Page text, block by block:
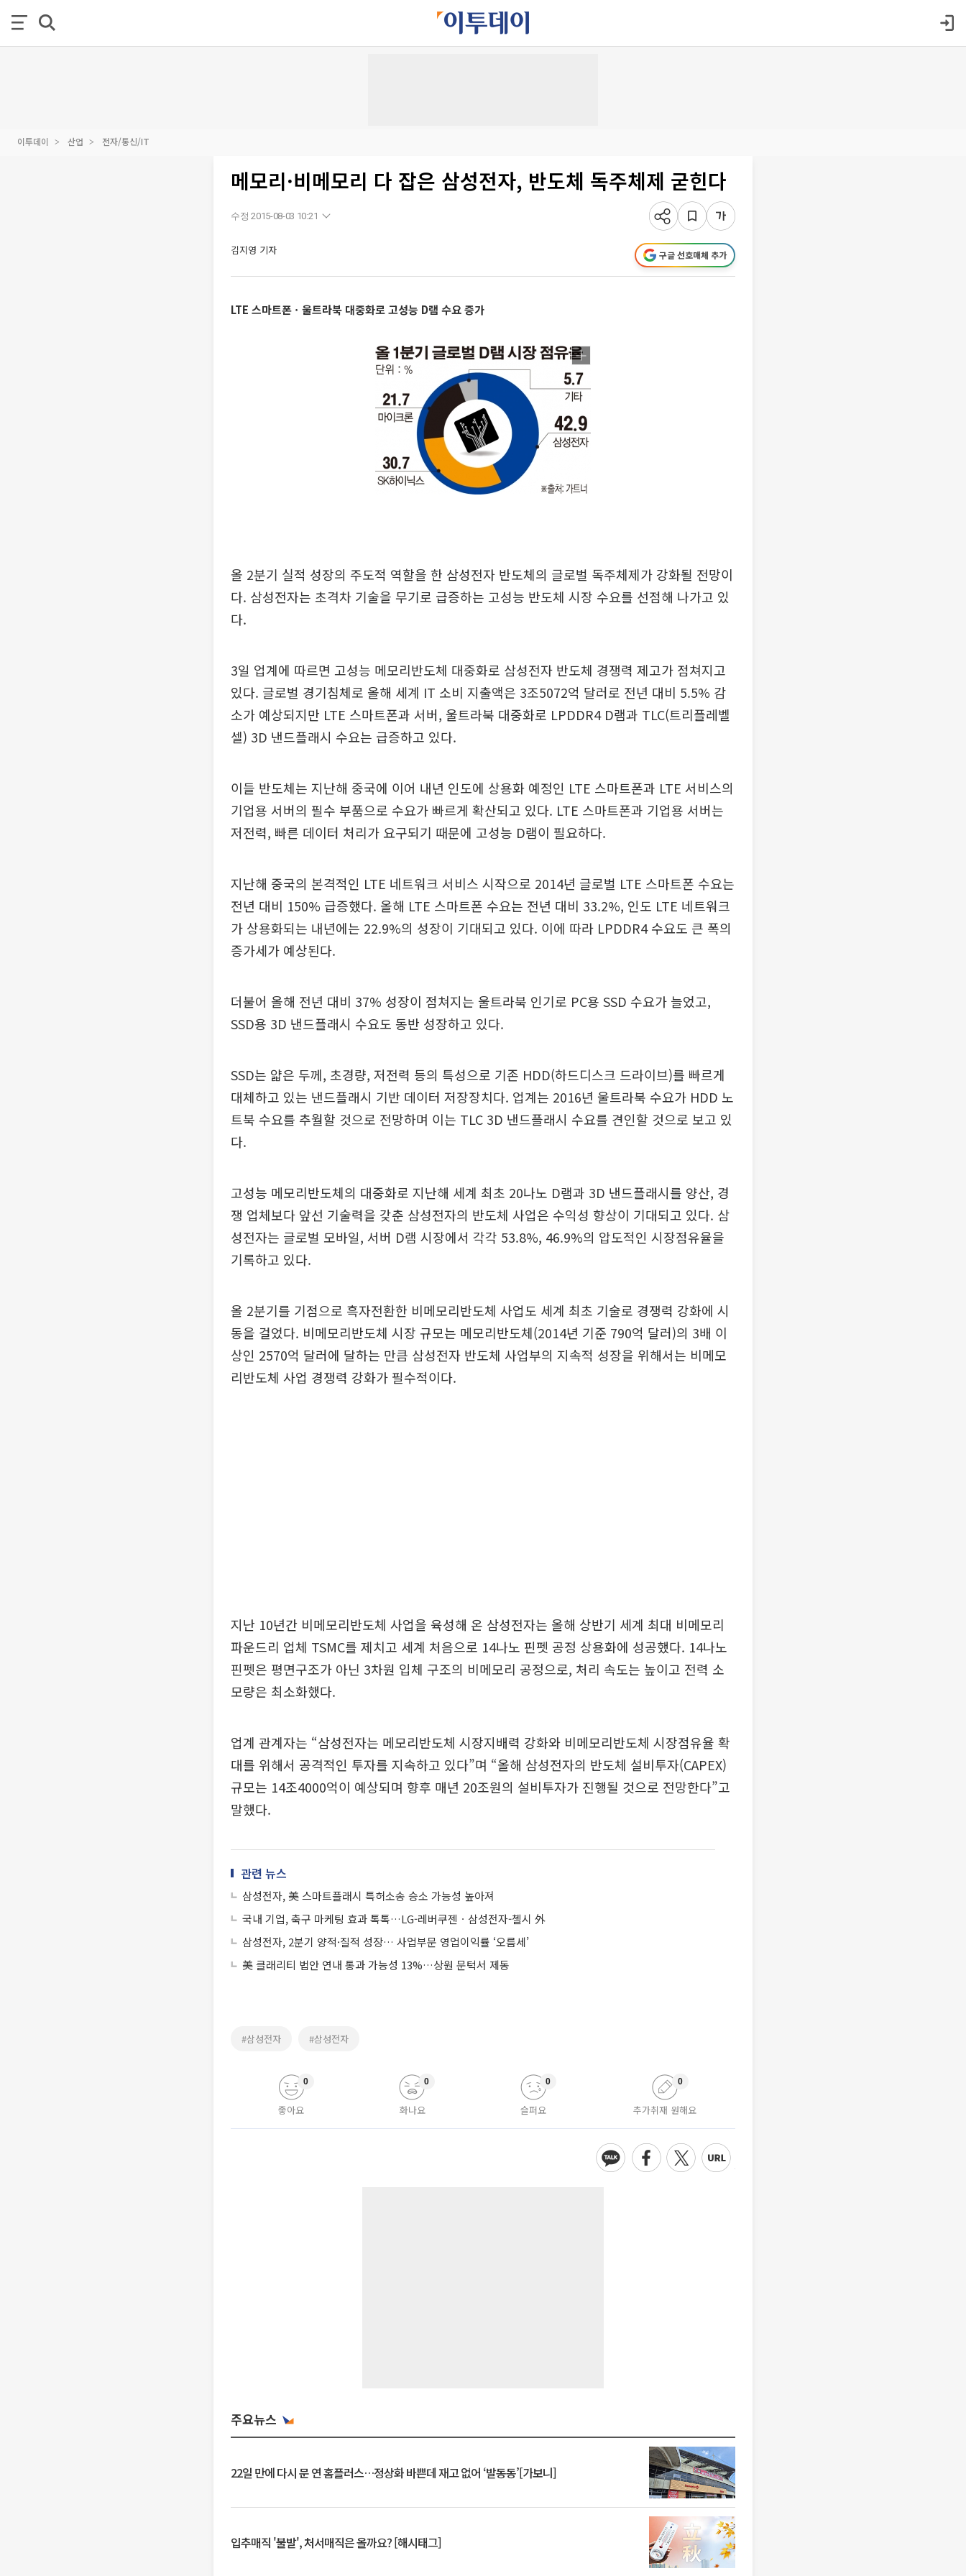
이투데이 산업 전자/통신/IT
메모리·비메모리 다 잡은 삼성전자, 반도체 독주체제 굳힌다
수정 2015-08-03 10:21
김지영 기자 구글 선호매체 추가
LTE 스마트폰ㆍ울트라북 대중화로 고성능 D램 수요 증가
올 2분기 실적 성장의 주도적 역할을 한 삼성전자 반도체의 글로벌 독주체제가 강화될 전망이
다. 삼성전자는 초격차 기술을 무기로 급증하는 고성능 반도체 시장 수요를 선점해 나가고 있
다.
3일 업계에 따르면 고성능 메모리반도체 대중화로 삼성전자 반도체 경쟁력 제고가 점쳐지고
있다. 글로벌 경기침체로 올해 세계 IT 소비 지출액은 3조5072억 달러로 전년 대비 5.5% 감
소가 예상되지만 LTE 스마트폰과 서버, 울트라북 대중화로 LPDDR4 D램과 TLC(트리플레벨
셀) 3D 낸드플래시 수요는 급증하고 있다.
이들 반도체는 지난해 중국에 이어 내년 인도에 상용화 예정인 LTE 스마트폰과 LTE 서비스의
기업용 서버의 필수 부품으로 수요가 빠르게 확산되고 있다. LTE 스마트폰과 기업용 서버는
저전력, 빠른 데이터 처리가 요구되기 때문에 고성능 D램이 필요하다.
지난해 중국의 본격적인 LTE 네트워크 서비스 시작으로 2014년 글로벌 LTE 스마트폰 수요는
전년 대비 150% 급증했다. 올해 LTE 스마트폰 수요는 전년 대비 33.2%, 인도 LTE 네트워크
가 상용화되는 내년에는 22.9%의 성장이 기대되고 있다. 이에 따라 LPDDR4 수요도 큰 폭의
증가세가 예상된다.
더불어 올해 전년 대비 37% 성장이 점쳐지는 울트라북 인기로 PC용 SSD 수요가 늘었고,
SSD용 3D 낸드플래시 수요도 동반 성장하고 있다.
SSD는 얇은 두께, 초경량, 저전력 등의 특성으로 기존 HDD(하드디스크 드라이브)를 빠르게
대체하고 있는 낸드플래시 기반 데이터 저장장치다. 업계는 2016년 울트라북 수요가 HDD 노
트북 수요를 추월할 것으로 전망하며 이는 TLC 3D 낸드플래시 수요를 견인할 것으로 보고 있
다.
고성능 메모리반도체의 대중화로 지난해 세계 최초 20나노 D램과 3D 낸드플래시를 양산, 경
쟁 업체보다 앞선 기술력을 갖춘 삼성전자의 반도체 사업은 수익성 향상이 기대되고 있다. 삼
성전자는 글로벌 모바일, 서버 D램 시장에서 각각 53.8%, 46.9%의 압도적인 시장점유율을
기록하고 있다.
올 2분기를 기점으로 흑자전환한 비메모리반도체 사업도 세계 최초 기술로 경쟁력 강화에 시
동을 걸었다. 비메모리반도체 시장 규모는 메모리반도체(2014년 기준 790억 달러)의 3배 이
상인 2570억 달러에 달하는 만큼 삼성전자 반도체 사업부의 지속적 성장을 위해서는 비메모
리반도체 사업 경쟁력 강화가 필수적이다.
지난 10년간 비메모리반도체 사업을 육성해 온 삼성전자는 올해 상반기 세계 최대 비메모리
파운드리 업체 TSMC를 제치고 세계 처음으로 14나노 핀펫 공정 상용화에 성공했다. 14나노
핀펫은 평면구조가 아닌 3차원 입체 구조의 비메모리 공정으로, 처리 속도는 높이고 전력 소
모량은 최소화했다.
업계 관계자는 “삼성전자는 메모리반도체 시장지배력 강화와 비메모리반도체 시장점유율 확
대를 위해서 공격적인 투자를 지속하고 있다”며 “올해 삼성전자의 반도체 설비투자(CAPEX)
규모는 14조4000억이 예상되며 향후 매년 20조원의 설비투자가 진행될 것으로 전망한다”고
말했다.
관련 뉴스
삼성전자, 美 스마트플래시 특허소송 승소 가능성 높아져
국내 기업, 축구 마케팅 효과 톡톡…LG-레버쿠젠ㆍ삼성전자-첼시 外
삼성전자, 2분기 양적·질적 성장… 사업부문 영업이익률 ‘오름세’
美 클래리티 법안 연내 통과 가능성 13%…상원 문턱서 제동
#삼성전자 #삼성전자
좋아요
0
화나요
0
슬퍼요
0
추가취재 원해요
0
주요뉴스
22일 만에 다시 문 연 홈플러스…정상화 바쁜데 재고 없어 ‘발동동’[가보니]
입추매직 '불발', 처서매직은 올까요? [해시태그]